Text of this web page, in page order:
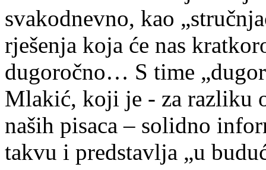
svakodnevno, kao
rješenja koja će nas
dugoročno… S time
Mlakić, koji je - za razliku
naših pisaca – solidno
takvu i predstavlja „u